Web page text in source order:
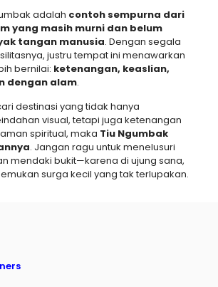
adalah contoh sempurna dari
yang masih murni dan belum
tangan manusia. Dengan segala
justru tempat ini menawarkan
bernilai: ketenangan, keaslian,
dengan alam.
destinasi yang tidak hanya
visual, tetapi juga ketenangan
spiritual, maka Tiu Ngumbak
. Jangan ragu untuk menelusuri
mendaki bukit—karena di ujung sana,
surga kecil yang tak terlupakan.